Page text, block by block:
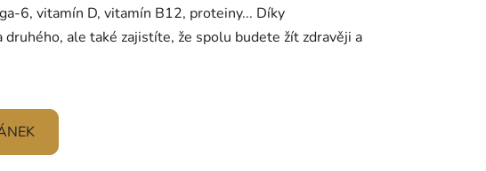
6, vitamín D, vitamín B12, proteiny... Díky
ale také zajistíte, že spolu budete žít zdravěji a